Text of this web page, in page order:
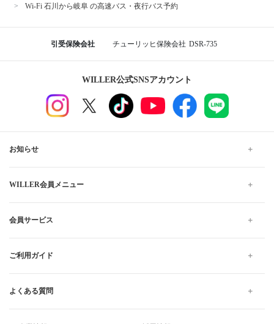
Wi-Fi 石川から岐阜 の高速バス・夜行バス予約
引受保険会社 チューリッヒ保険会社 DSR-735
WILLER公式SNSアカウント
お知らせ
WILLER会員メニュー
会員サービス
ご利用ガイド
よくある質問